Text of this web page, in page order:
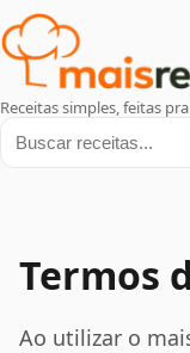
Receitas simples, feitas
Buscar receitas
Termos
Ao utilizar o